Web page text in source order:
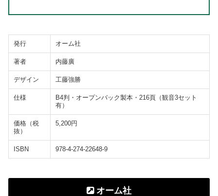
発行 オーム社
著者 内藤廣
デザイン 工藤強勝
仕様
B4判・オープンバック製本・216頁（観音3セット
有）
価格（税
抜）
5,200円
ISBN 978-4-274-22648-9
オーム社